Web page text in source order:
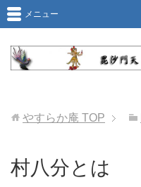
メニュー
やすらか庵 TOP
村八分とは